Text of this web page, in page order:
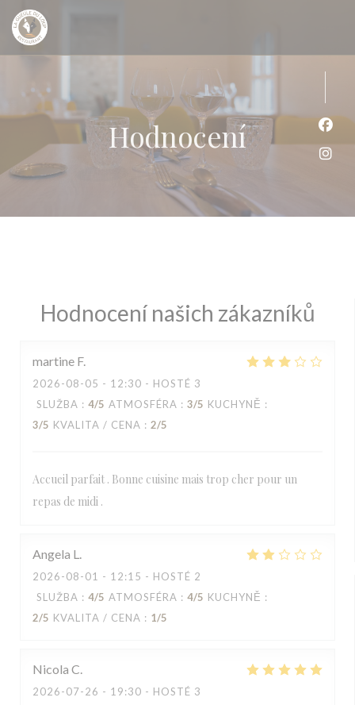
Panel pro správu cookies
Hodnocení
Hodnocení našich zákazníků
martine F
2026-08-05 - 12:30 - HOSTÉ 3
SLUŽBA : 4/5 ATMOSFÉRA : 3/5 KUCHYNĚ :
3/5 KVALITA / CENA : 2/5
Accueil parfait . Bonne cuisine mais trop cher pour un
repas de midi .
Angela L
2026-08-01 - 12:15 - HOSTÉ 2
SLUŽBA : 4/5 ATMOSFÉRA : 4/5 KUCHYNĚ :
2/5 KVALITA / CENA : 1/5
Nicola C
2026-07-26 - 19:30 - HOSTÉ 3